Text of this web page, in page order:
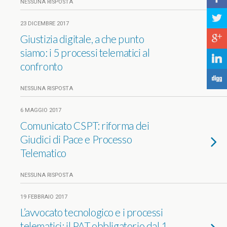
NESSUNA RISPOSTA
23 DICEMBRE 2017
Giustizia digitale, a che punto
siamo: i 5 processi telematici al
confronto
NESSUNA RISPOSTA
6 MAGGIO 2017
Comunicato CSPT: riforma dei
Giudici di Pace e Processo
Telematico
NESSUNA RISPOSTA
19 FEBBRAIO 2017
L’avvocato tecnologico e i processi
a
c
j
F